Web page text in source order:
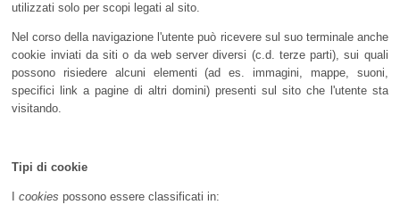
utilizzati solo per scopi legati al sito.
Nel corso della navigazione l'utente può ricevere sul suo terminale anche
cookie inviati da siti o da web server diversi (c.d. terze parti), sui quali
possono risiedere alcuni elementi (ad es. immagini, mappe, suoni,
specifici link a pagine di altri domini) presenti sul sito che l'utente sta
visitando.
Tipi di cookie
Icookiespossono essere classificati in: